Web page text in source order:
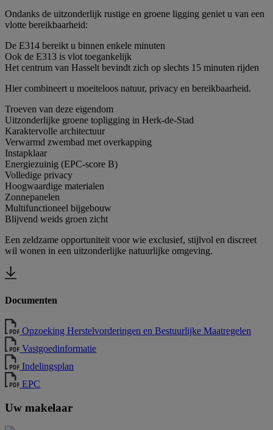
Ondanks de uitzonderlijk rustige en groene ligging geniet u van een
vlotte bereikbaarheid:
De E314 bereikt u binnen enkele minuten
Ook de E313 is vlot toegankelijk
Het centrum van Hasselt bevindt zich op slechts 15 minuten rijden
Hier combineert u moeiteloos natuur, privacy en bereikbaarheid.
Troeven van deze eigendom
Uitzonderlijke groene topligging in Herk-de-Stad
Karaktervolle architectuur
Verwarmd zwembad met overkapping
Instapklaar
Energiezuinig (EPC-score B)
Volledige privacy
Hoogwaardige materialen
Zonnepanelen
Multifunctioneel bijgebouw
Blijvend weids groen zicht
Een zeldzame opportuniteit voor wie exclusief, stijlvol en discreet
wil wonen in een uitzonderlijke natuurlijke omgeving.
Documenten
Opzoeking Herstelvorderingen en Bestuurlijke Maatregelen
Vastgoedinformatie
Indelingsplan
EPC
Uw makelaar